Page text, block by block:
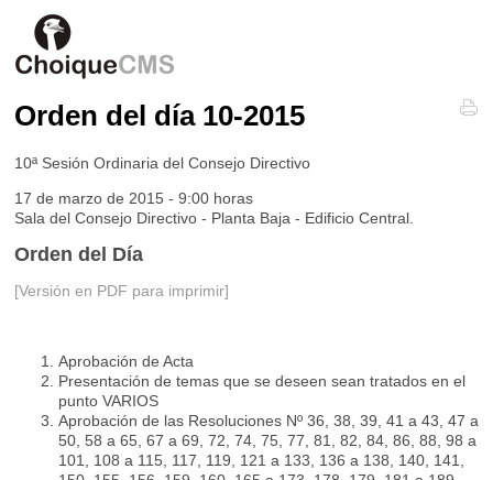
Orden del día 10-2015
10ª Sesión Ordinaria del Consejo Directivo
17 de marzo de 2015 - 9:00 horas
Sala del Consejo Directivo - Planta Baja - Edificio Central.
Orden del Día
[Versión en PDF para imprimir]
Aprobación de Acta
Presentación de temas que se deseen sean tratados en el
punto VARIOS
Aprobación de las Resoluciones Nº 36, 38, 39, 41 a 43, 47 a
50, 58 a 65, 67 a 69, 72, 74, 75, 77, 81, 82, 84, 86, 88, 98 a
101, 108 a 115, 117, 119, 121 a 133, 136 a 138, 140, 141,